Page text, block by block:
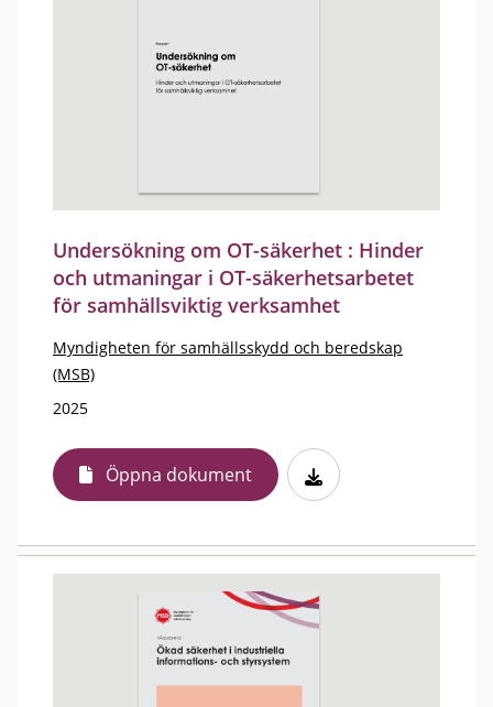
Undersökning om OT-säkerhet : Hinder
och utmaningar i OT-säkerhetsarbetet
för samhällsviktig verksamhet
Myndigheten för samhällsskydd och beredskap
(MSB)
2025
Öppna dokument